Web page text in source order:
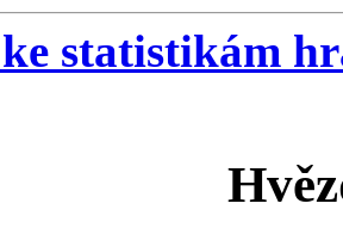
statistikám